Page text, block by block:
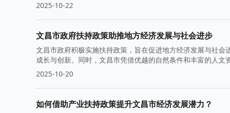
2025-10-22
文昌市政府扶持政策助推地方经济发展与社会进步
文昌市政府积极实施扶持政策，旨在促进地方经济发展与社
成长与创新。同时，文昌市凭借优越的自然条件和丰富的人文
2025-10-20
如何借助产业扶持政策提升文昌市经济发展潜力？